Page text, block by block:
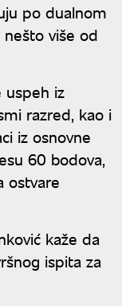
po dualnom
više od
uspeh iz
razred, kao i
iz osnovne
60 bodova,
ostvare
kaže da
ispita za